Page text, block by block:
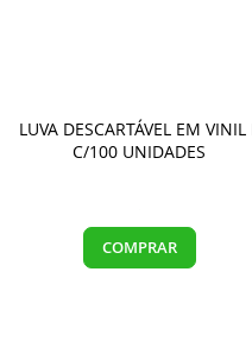
LUVA DESCARTÁVEL EM VINIL
C/100 UNIDADES
COMPRAR